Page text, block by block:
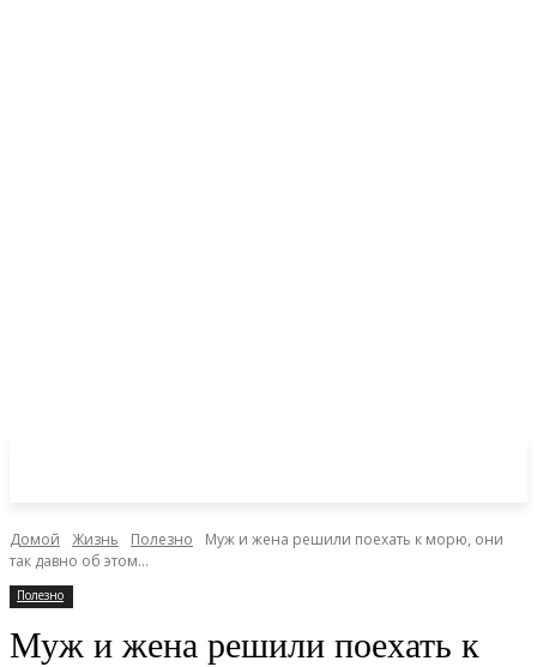
Домой Жизнь Полезно
Муж и жена решили поехать к морю, они
так давно об этом...
Полезно
Муж и жена решили поехать к